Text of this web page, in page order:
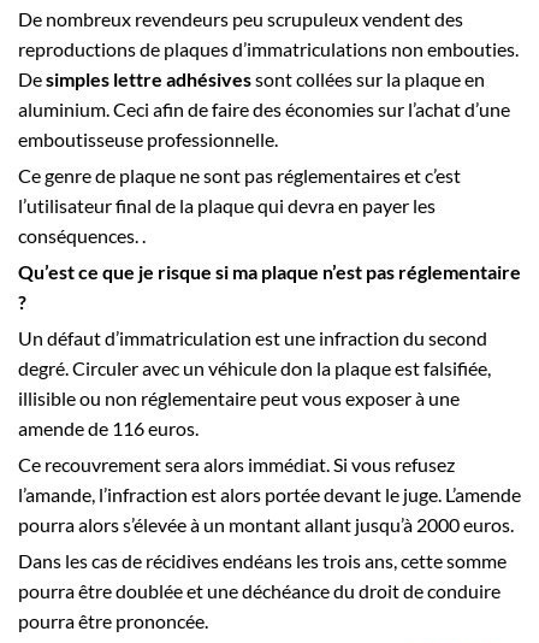
De nombreux revendeurs peu scrupuleux vendent des
reproductions de plaques d’immatriculations non embouties.
Desimples lettre adhésivessont collées sur la plaque en
aluminium. Ceci afin de faire des économies sur l’achat d’une
emboutisseuse professionnelle.
Ce genre de plaque ne sont pas réglementaires et c’est
l’utilisateur final de la plaque qui devra en payer les
conséquences. .
Qu’est ce que je risque si ma plaque n’est pas réglementaire
?
Un défaut d’immatriculation est une infraction du second
degré. Circuler avec un véhicule don la plaque est falsifiée,
illisible ou non réglementaire peut vous exposer à une
amende de 116 euros.
Ce recouvrement sera alors immédiat. Si vous refusez
l’amande, l’infraction est alors portée devant le juge. L’amende
pourra alors s’élevée à un montant allant jusqu’à 2000 euros.
Dans les cas de récidives endéans les trois ans, cette somme
pourra être doublée et une déchéance du droit de conduire
pourra être prononcée.